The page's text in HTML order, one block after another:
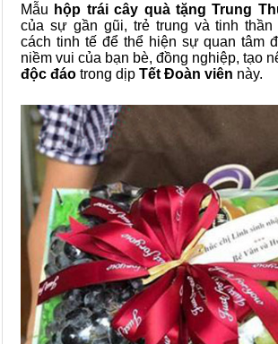
Mẫu hộp trái cây quà tặng Trung
của sự gần gũi, trẻ trung và tinh
cách tinh tế để thể hiện sự quan tâm
niềm vui của bạn bè, đồng nghiệp, tạo
độc đáo trong dịp Tết Đoàn viên này.